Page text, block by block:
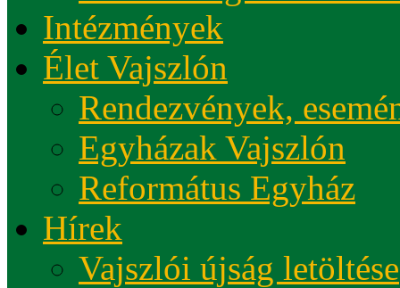
Intézmények
Élet Vajszlón
Rendezvények,
Egyházak Vajszlón
Református Egyház
Hírek
Vajszlói újság letöltése